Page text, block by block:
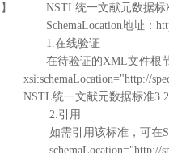
NSTL统一文献元数据标
SchemaLocation地址：
1.在线验证
在待验证的XML文件根节
xsi:schemaLocation="http://
NSTL统一文献元数据标准
2.引用
如需引用该标准，可在
schemaLocation="http://